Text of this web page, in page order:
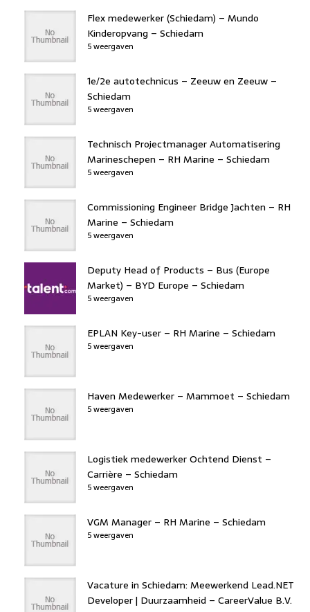
Flex medewerker (Schiedam) – Mundo
Kinderopvang – Schiedam
5 weergaven
1e/2e autotechnicus – Zeeuw en Zeeuw –
Schiedam
5 weergaven
Technisch Projectmanager Automatisering
Marineschepen – RH Marine – Schiedam
5 weergaven
Commissioning Engineer Bridge Jachten – RH
Marine – Schiedam
5 weergaven
Deputy Head of Products – Bus (Europe
Market) – BYD Europe – Schiedam
5 weergaven
EPLAN Key-user – RH Marine – Schiedam
5 weergaven
Haven Medewerker – Mammoet – Schiedam
5 weergaven
Logistiek medewerker Ochtend Dienst –
Carrière – Schiedam
5 weergaven
VGM Manager – RH Marine – Schiedam
5 weergaven
Vacature in Schiedam: Meewerkend Lead.NET
Developer | Duurzaamheid – CareerValue B.V.